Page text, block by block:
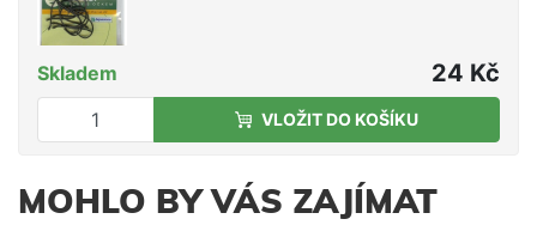
Skladem 24 Kč
VLOŽIT DO KOŠÍKU
MOHLO BY VÁS ZAJÍMAT